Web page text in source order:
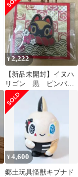
マーブル
¥2,222
【新品未開封】イヌハ
リゴン 黒 ピンバッ
ジ 照紗
¥4,600
郷土玩具怪獣キブナド